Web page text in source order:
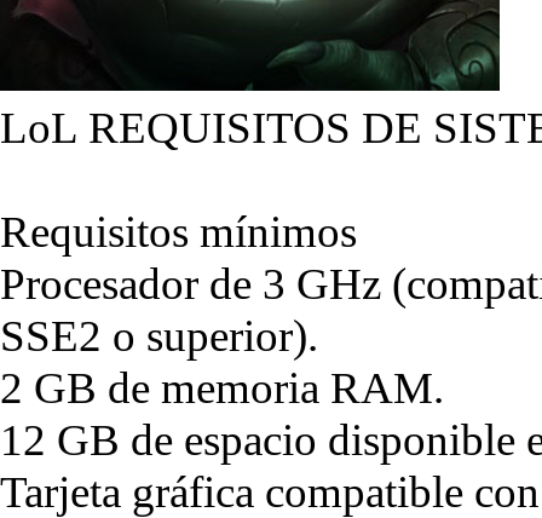
LoL REQUISITOS DE
Requisitos mínimos
Procesador de 3 GHz
SSE2 o superior).
2 GB de memoria RAM.
12 GB de espacio disponible
Tarjeta gráfica compatible